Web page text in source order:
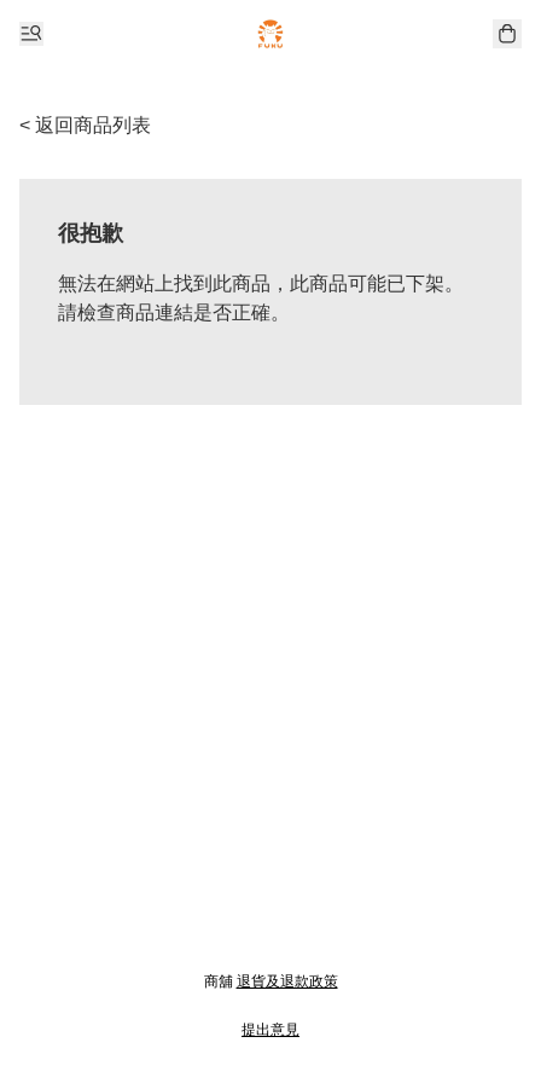
< 返回商品列表
很抱歉
無法在網站上找到此商品，此商品可能已下架。
請檢查商品連結是否正確。
商舖 退貨及退款政策
提出意見